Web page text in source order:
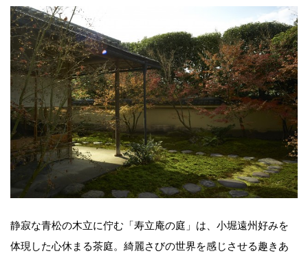
静寂な青松の木立に佇む「寿立庵の庭」は、小堀遠州好みを
体現した心休まる茶庭。綺麗さびの世界を感じさせる趣きあ